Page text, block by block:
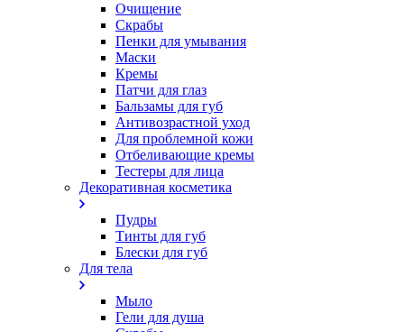
Очищение
Скрабы
Пенки для умывания
Маски
Кремы
Патчи для глаз
Бальзамы для губ
Антивозрастной уход
Для проблемной кожи
Oтбеливающие кремы
Тестеры для лица
Декоративная косметика
Пудры
Тинты для губ
Блески для губ
Для тела
Мыло
Гели для душа